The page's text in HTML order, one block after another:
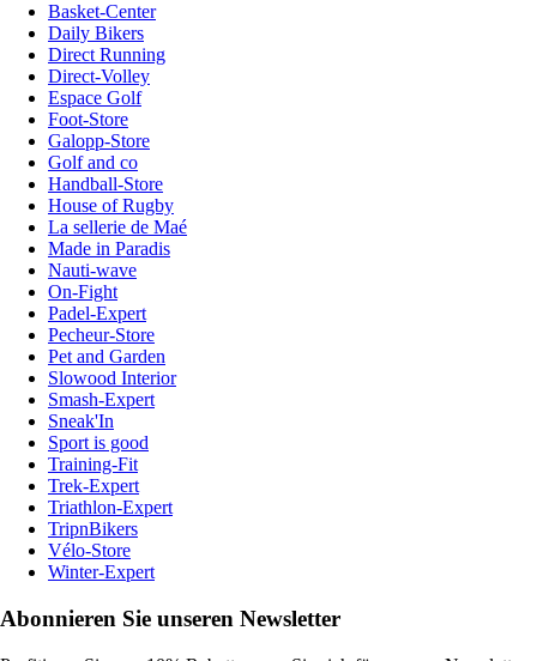
Basket-Center
Daily Bikers
Direct Running
Direct-Volley
Espace Golf
Foot-Store
Galopp-Store
Golf and co
Handball-Store
House of Rugby
La sellerie de Maé
Made in Paradis
Nauti-wave
On-Fight
Padel-Expert
Pecheur-Store
Pet and Garden
Slowood Interior
Smash-Expert
Sneak'In
Sport is good
Training-Fit
Trek-Expert
Triathlon-Expert
TripnBikers
Vélo-Store
Winter-Expert
Abonnieren Sie unseren Newsletter